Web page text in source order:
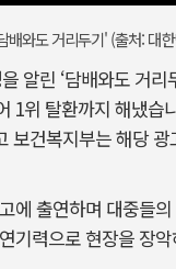
와도 거리두기' (출처: 대
알린 ‘담배와도 거
1위 탈환까지 해냈
건복지부는 해당
에 출연하며 대중들
기력으로 현장을 장